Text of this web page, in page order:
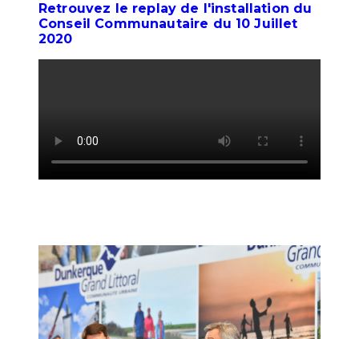
Retrouvez le replay de l'installation du
Conseil Communautaire du 10 Juillet
2020